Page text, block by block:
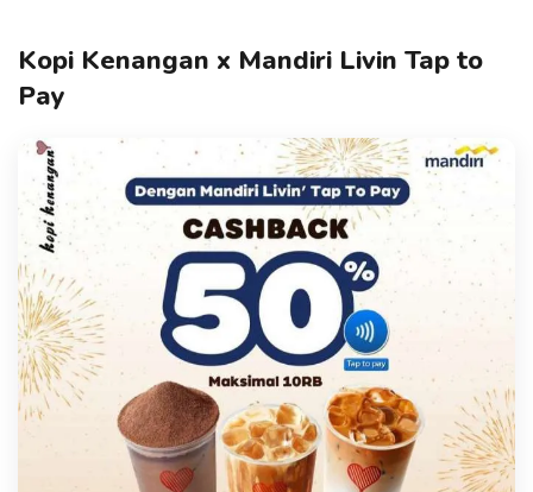
Kopi Kenangan x Mandiri Livin Tap to
Pay